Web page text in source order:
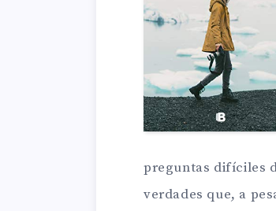
preguntas difíciles
verdades que, a